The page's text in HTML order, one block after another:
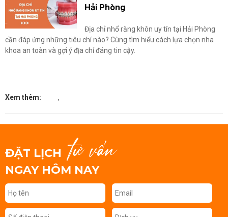
Hải Phòng
Địa chỉ nhổ răng khôn uy tín tại Hải Phòng
cần đáp ứng những tiêu chí nào? Cùng tìm hiểu cách lựa chọn nha
khoa an toàn và gợi ý địa chỉ đáng tin cậy.
Xem thêm: ,
ĐẶT LỊCH tư vấn
NGAY HÔM NAY